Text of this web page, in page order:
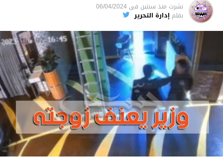
نشرت منذ سنتين فى 06/04/2024
بقلم إدارة التحرير